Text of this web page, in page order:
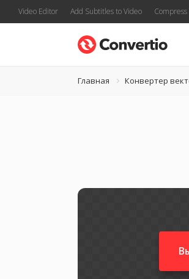
Video Editor Add Subtitles to Video
Главная Конвертер